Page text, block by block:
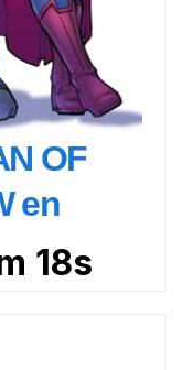
OF
en
16s